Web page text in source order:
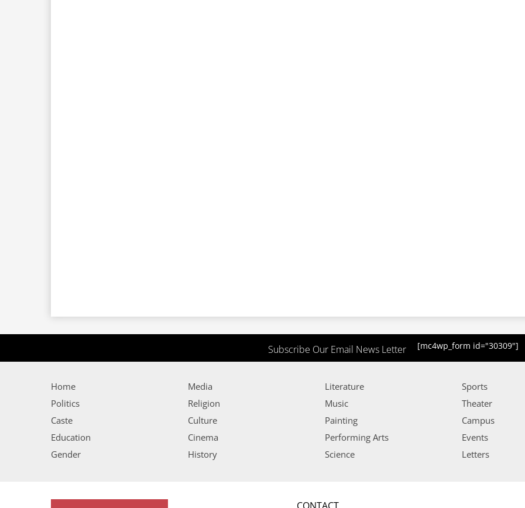
Subscribe Our Email News Letter [mc4wp_form id="30309"]
Home
Politics
Caste
Education
Gender
Media
Religion
Culture
Cinema
History
Literature
Music
Painting
Performing Arts
Science
Sports
Theater
Campus
Events
Letters